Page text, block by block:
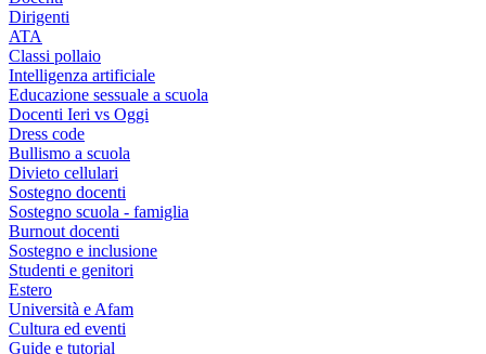
Dirigenti
ATA
Classi pollaio
Intelligenza artificiale
Educazione sessuale a scuola
Docenti Ieri vs Oggi
Dress code
Bullismo a scuola
Divieto cellulari
Sostegno docenti
Sostegno scuola - famiglia
Burnout docenti
Sostegno e inclusione
Studenti e genitori
Estero
Università e Afam
Cultura ed eventi
Guide e tutorial